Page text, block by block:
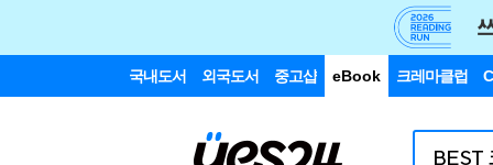
국내도서 외국도서 중고샵 eBook 크레마클럽